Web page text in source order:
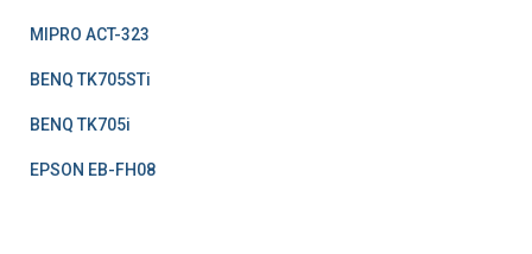
MIPRO ACT-323
BENQ TK705STi
BENQ TK705i
EPSON EB-FH08